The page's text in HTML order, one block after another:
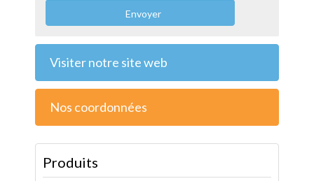
Envoyer
Visiter notre site web
Nos coordonnées
Produits